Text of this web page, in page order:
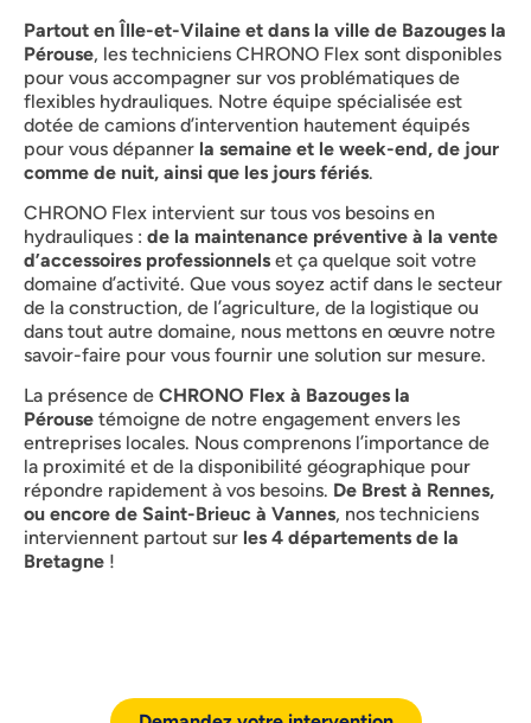
Partout en Îlle-et-Vilaine et dans la ville de Bazouges la
Pérouse, les techniciens CHRONO Flex sont disponibles
pour vous accompagner sur vos problématiques de
flexibles hydrauliques. Notre équipe spécialisée est
dotée de camions d’intervention hautement équipés
pour vous dépanner la semaine et le week-end, de jour
comme de nuit, ainsi que les jours fériés.
CHRONO Flex intervient sur tous vos besoins en
hydrauliques : de la maintenance préventive à la vente
d’accessoires professionnels et ça quelque soit votre
domaine d’activité. Que vous soyez actif dans le secteur
de la construction, de l’agriculture, de la logistique ou
dans tout autre domaine, nous mettons en œuvre notre
savoir-faire pour vous fournir une solution sur mesure.
La présence de CHRONO Flex à Bazouges la
Pérouse témoigne de notre engagement envers les
entreprises locales. Nous comprenons l’importance de
la proximité et de la disponibilité géographique pour
répondre rapidement à vos besoins. De Brest à Rennes,
ou encore de Saint-Brieuc à Vannes, nos techniciens
interviennent partout sur les 4 départements de la
Bretagne !